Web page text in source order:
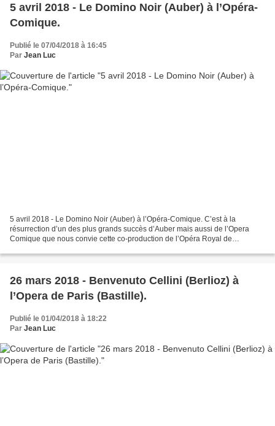
5 avril 2018 - Le Domino Noir (Auber) à l’Opéra-
Comique.
Publié le 07/04/2018 à 16:45
Par Jean Luc
5 avril 2018 - Le Domino Noir (Auber) à l’Opéra-Comique. C’est à la
résurrection d’un des plus grands succès d’Auber mais aussi de l’Opera
Comique que nous convie cette co-production de l’Opéra Royal de
26 mars 2018 - Benvenuto Cellini (Berlioz) à
l’Opera de Paris (Bastille).
Publié le 01/04/2018 à 18:22
Par Jean Luc